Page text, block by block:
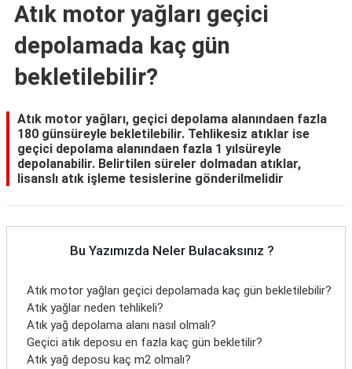
Oyun
Yaşam
Hukuk
Blog
Atık motor yağları geçici
depolamada kaç gün
bekletilebilir?
Atık motor yağları, geçici depolama alanındaen fazla
180 günsüreyle bekletilebilir. Tehlikesiz atıklar ise
geçici depolama alanındaen fazla 1 yılsüreyle
depolanabilir. Belirtilen süreler dolmadan atıklar,
lisanslı atık işleme tesislerine gönderilmelidir
Bu Yazımızda Neler Bulacaksınız ?
Atık motor yağları geçici depolamada kaç gün bekletilebilir?
Atık yağlar neden tehlikeli?
Atık yağ depolama alanı nasıl olmalı?
Geçici atık deposu en fazla kaç gün bekletilir?
Atık yağ deposu kaç m2 olmalı?